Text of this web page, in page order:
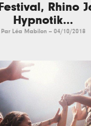
Rhino
Hypnotik...
Par Léa Mabilon -- 04/10/2018